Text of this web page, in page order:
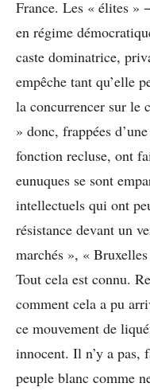
France. Les « élites »
en régime
caste dominatrice,
empêche tant qu’elle
la concurrencer sur le
» donc, frappées
fonction recluse, ont
eunuques se sont
intellectuels qui ont
résistance devant un
marchés », «
Tout cela est connu.
comment cela a pu
ce mouvement de
innocent. Il n’y a pas,
peuple blanc comme